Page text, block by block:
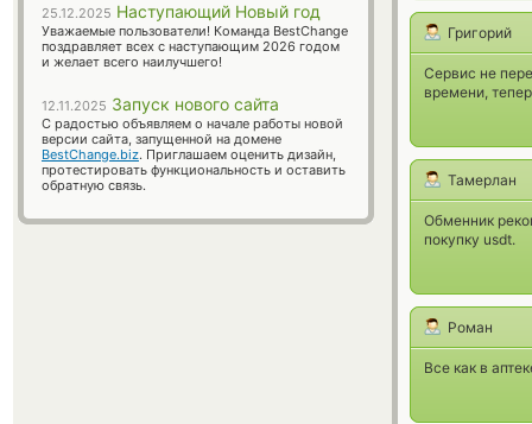
Григорий
Сервис не
времени,
Тамерлан
Обменник
покупку usdt.
Роман
Все как в
25.12.2025 Наступающий Новый год
Уважаемые пользователи! Команда BestChange
поздравляет всех с наступающим 2026 годом
и желает всего наилучшего!
12.11.2025 Запуск нового сайта
С радостью объявляем о начале работы новой
версии сайта, запущенной на домене
BestChange.biz. Приглашаем оценить дизайн,
протестировать функциональность и оставить
обратную связь.